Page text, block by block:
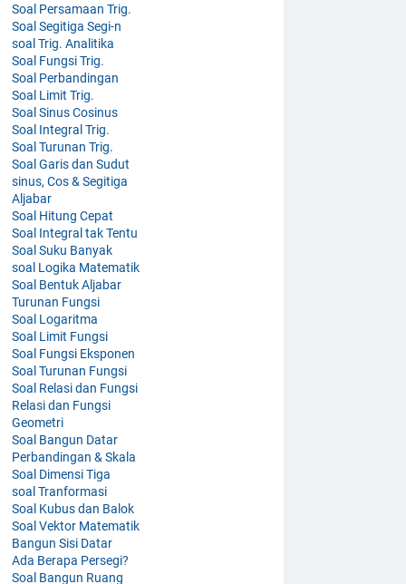
Soal Persamaan Trig.
Soal Segitiga Segi-n
soal Trig. Analitika
Soal Fungsi Trig.
Soal Perbandingan
Soal Limit Trig.
Soal Sinus Cosinus
Soal Integral Trig.
Soal Turunan Trig.
Soal Garis dan Sudut
sinus, Cos & Segitiga
Aljabar
Soal Hitung Cepat
Soal Integral tak Tentu
Soal Suku Banyak
soal Logika Matematik
Soal Bentuk Aljabar
Turunan Fungsi
Soal Logaritma
Soal Limit Fungsi
Soal Fungsi Eksponen
Soal Turunan Fungsi
Soal Relasi dan Fungsi
Relasi dan Fungsi
Geometri
Soal Bangun Datar
Perbandingan & Skala
Soal Dimensi Tiga
soal Tranformasi
Soal Kubus dan Balok
Soal Vektor Matematik
Bangun Sisi Datar
Ada Berapa Persegi?
Soal Bangun Ruang